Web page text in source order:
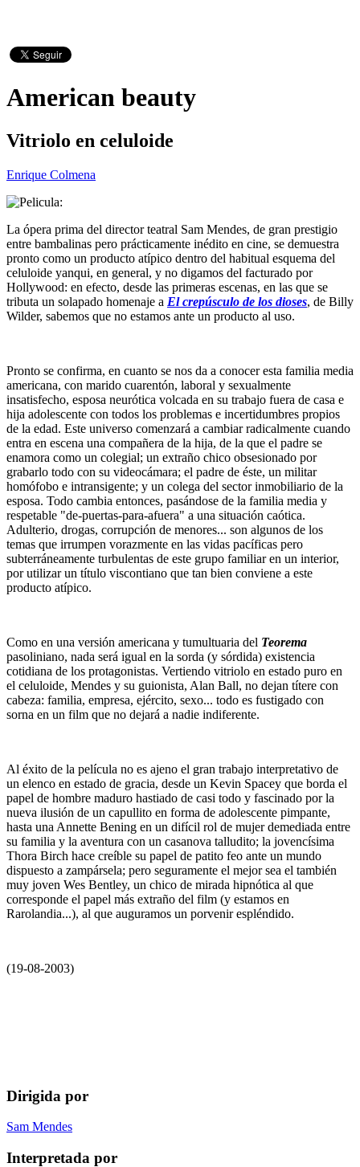
American beauty
Vitriolo en celuloide
Enrique Colmena
La ópera prima del director teatral Sam Mendes, de gran prestigio
entre bambalinas pero prácticamente inédito en cine, se demuestra
pronto como un producto atípico dentro del habitual esquema del
celuloide yanqui, en general, y no digamos del facturado por
Hollywood: en efecto, desde las primeras escenas, en las que se
tributa un solapado homenaje a El crepúsculo de los dioses, de Billy
Wilder, sabemos que no estamos ante un producto al uso.
Pronto se confirma, en cuanto se nos da a conocer esta familia media
americana, con marido cuarentón, laboral y sexualmente
insatisfecho, esposa neurótica volcada en su trabajo fuera de casa e
hija adolescente con todos los problemas e incertidumbres propios
de la edad. Este universo comenzará a cambiar radicalmente cuando
entra en escena una compañera de la hija, de la que el padre se
enamora como un colegial; un extraño chico obsesionado por
grabarlo todo con su videocámara; el padre de éste, un militar
homófobo e intransigente; y un colega del sector inmobiliario de la
esposa. Todo cambia entonces, pasándose de la familia media y
respetable "de-puertas-para-afuera" a una situación caótica.
Adulterio, drogas, corrupción de menores... son algunos de los
temas que irrumpen vorazmente en las vidas pacíficas pero
subterráneamente turbulentas de este grupo familiar en un interior,
por utilizar un título viscontiano que tan bien conviene a este
producto atípico.
Como en una versión americana y tumultuaria del Teorema
pasoliniano, nada será igual en la sorda (y sórdida) existencia
cotidiana de los protagonistas. Vertiendo vitriolo en estado puro en
el celuloide, Mendes y su guionista, Alan Ball, no dejan títere con
cabeza: familia, empresa, ejército, sexo... todo es fustigado con
sorna en un film que no dejará a nadie indiferente.
Al éxito de la película no es ajeno el gran trabajo interpretativo de
un elenco en estado de gracia, desde un Kevin Spacey que borda el
papel de hombre maduro hastiado de casi todo y fascinado por la
nueva ilusión de un capullito en forma de adolescente pimpante,
hasta una Annette Bening en un difícil rol de mujer demediada entre
su familia y la aventura con un casanova talludito; la jovencísima
Thora Birch hace creíble su papel de patito feo ante un mundo
dispuesto a zampársela; pero seguramente el mejor sea el también
muy joven Wes Bentley, un chico de mirada hipnótica al que
corresponde el papel más extraño del film (y estamos en
Rarolandia...), al que auguramos un porvenir espléndido.
(19-08-2003)
Dirigida por
Sam Mendes
Interpretada por